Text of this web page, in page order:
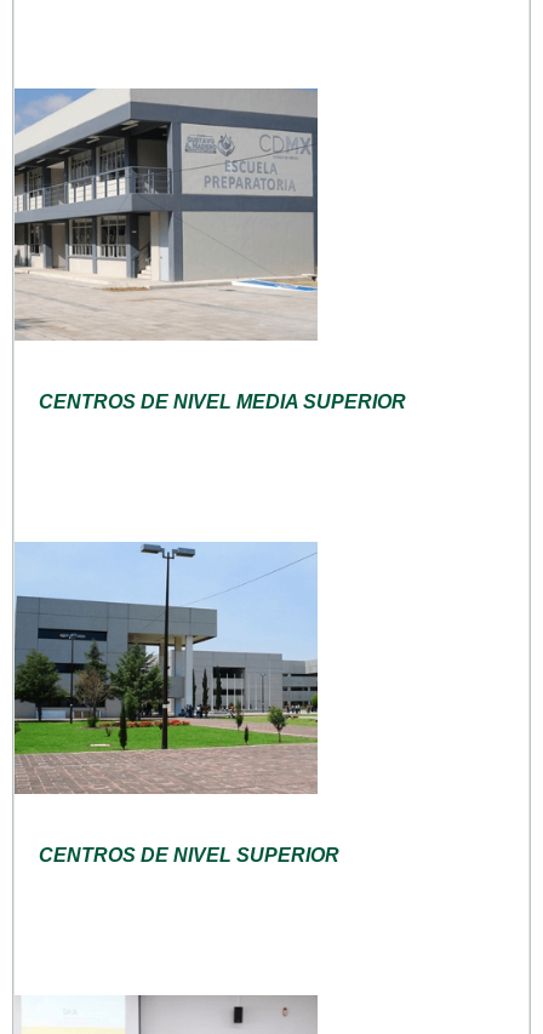
CENTROS DE NIVEL MEDIA SUPERIOR
CENTROS DE NIVEL SUPERIOR